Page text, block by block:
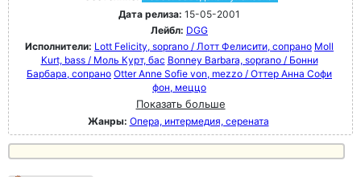
Дата релиза: 15-05-2001
Лейбл: DGG
Исполнители: Lott Felicity, soprano / Лотт Фелисити, сопрано Moll
Kurt, bass / Моль Курт, бас Bonney Barbara, soprano / Бонни
Барбара, сопрано Otter Anne Sofie von, mezzo / Оттер Анна Софи
фон, меццо
Показать больше
Жанры: Опера, интермедия, серената